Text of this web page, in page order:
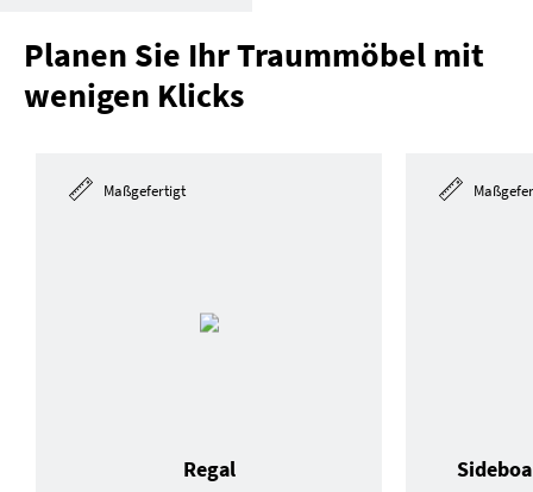
Planen Sie Ihr Traummöbel mit
wenigen Klicks
Maßgefertigt
Regal